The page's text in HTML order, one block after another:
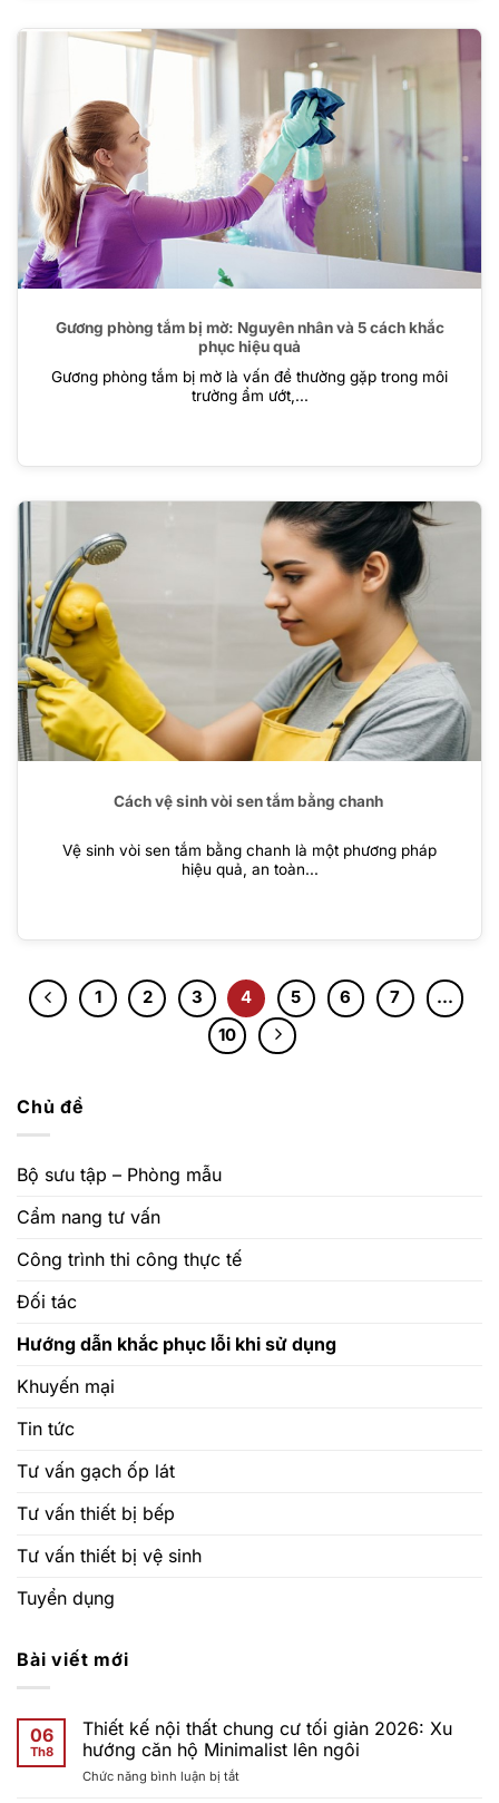
Gương phòng tắm bị mờ: Nguyên nhân và 5 cách khắc
phục hiệu quả
Gương phòng tắm bị mờ là vấn đề thường gặp trong môi
trường ẩm ướt,...
Cách vệ sinh vòi sen tắm bằng chanh
Vệ sinh vòi sen tắm bằng chanh là một phương pháp
hiệu quả, an toàn...
1 2 3 4 5 6 7
…
10
Chủ đề
Bộ sưu tập – Phòng mẫu
Cẩm nang tư vấn
Công trình thi công thực tế
Đối tác
Hướng dẫn khắc phục lỗi khi sử dụng
Khuyến mại
Tin tức
Tư vấn gạch ốp lát
Tư vấn thiết bị bếp
Tư vấn thiết bị vệ sinh
Tuyển dụng
Bài viết mới
06
Th8
Thiết kế nội thất chung cư tối giản 2026: Xu
hướng căn hộ Minimalist lên ngôi
Chức năng bình luận bị tắtở